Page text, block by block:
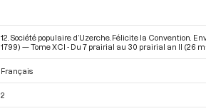
12. Société populaire d’Uzerche. Félicite la Convention.
1799) — Tome XCI - Du 7 prairial au 30 prairial an II (26
Français
2